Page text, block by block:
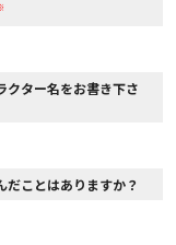
クター名をお書き下さ
だことはありますか？